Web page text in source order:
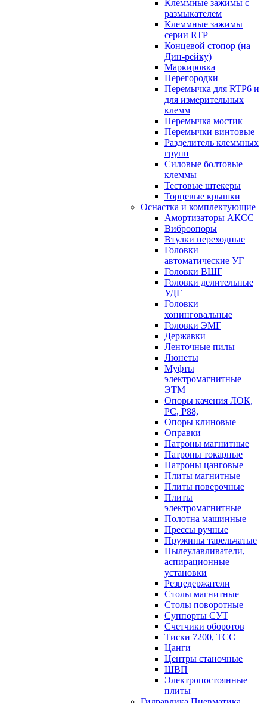
Клеммные зажимы с
размыкателем
Клеммные зажимы
серии RTP
Концевой стопор (на
Дин-рейку)
Маркировка
Перегородки
Перемычка для RTP6 и
для измерительных
клемм
Перемычка мостик
Перемычки винтовые
Разделитель клеммных
групп
Силовые болтовые
клеммы
Тестовые штекеры
Торцевые крышки
Оснастка и комплектующие
Амортизаторы АКСС
Виброопоры
Втулки переходные
Головки
автоматические УГ
Головки ВШГ
Головки делительные
УДГ
Головки
хонинговальные
Головки ЭМГ
Державки
Ленточные пилы
Люнеты
Муфты
электромагнитные
ЭТМ
Опоры качения ЛОК,
РС, Р88,
Опоры клиновые
Оправки
Патроны магнитные
Патроны токарные
Патроны цанговые
Плиты магнитные
Плиты поверочные
Плиты
электромагнитные
Полотна машинные
Прессы ручные
Пружины тарельчатые
Пылеулавливатели,
аспирационные
установки
Резцедержатели
Столы магнитные
Столы поворотные
Суппорты СУТ
Счетчики оборотов
Тиски 7200, ТСС
Цанги
Центры станочные
ШВП
Электропостоянные
плиты